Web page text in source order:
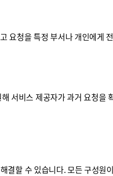
요청을 특정 부서나 개인에게
서비스 제공자가 과거 요청을
결할 수 있습니다. 모든 구성원